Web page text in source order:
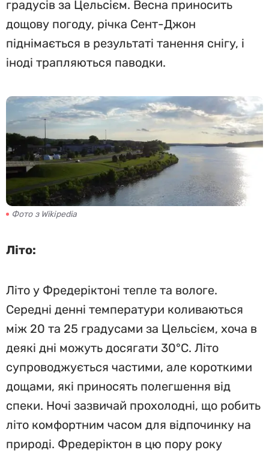
градусів за Цельсієм. Весна приносить
дощову погоду, річка Сент-Джон
піднімається в результаті танення снігу, і
іноді трапляються паводки.
Фото з Wikipedia
Літо:
Літо у Фредеріктоні тепле та вологе.
Середні денні температури коливаються
між 20 та 25 градусами за Цельсієм, хоча в
деякі дні можуть досягати 30°C. Літо
супроводжується частими, але короткими
дощами, які приносять полегшення від
спеки. Ночі зазвичай прохолодні, що робить
літо комфортним часом для відпочинку на
природі. Фредеріктон в цю пору року